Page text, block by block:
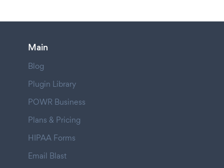
Main
Blog
Plugin Library
POWR Business
Plans & Pricing
HIPAA Forms
Email Blast